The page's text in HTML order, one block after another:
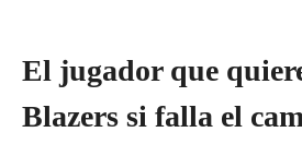
El jugador que
Blazers si falla el